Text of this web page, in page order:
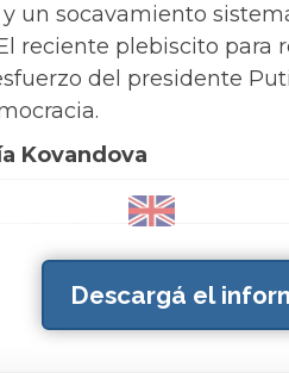
un socavamiento
reciente plebiscito para
del presidente
Kovandova
Descargá el